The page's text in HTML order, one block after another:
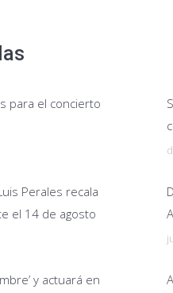
para el concierto
Perales recala
el 14 de agosto
y actuará en